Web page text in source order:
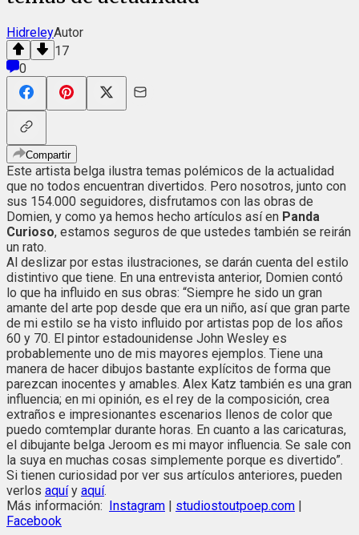
HidreleyAutor
17
0
Compartir
Este artista belga ilustra temas polémicos de la actualidad
que no todos encuentran divertidos. Pero nosotros, junto con
sus 154.000 seguidores, disfrutamos con las obras de
Domien, y como ya hemos hecho artículos así en Panda
Curioso, estamos seguros de que ustedes también se reirán
un rato.
Al deslizar por estas ilustraciones, se darán cuenta del estilo
distintivo que tiene. En una entrevista anterior, Domien contó
lo que ha influido en sus obras: “Siempre he sido un gran
amante del arte pop desde que era un niño, así que gran parte
de mi estilo se ha visto influido por artistas pop de los años
60 y 70. El pintor estadounidense John Wesley es
probablemente uno de mis mayores ejemplos. Tiene una
manera de hacer dibujos bastante explícitos de forma que
parezcan inocentes y amables. Alex Katz también es una gran
influencia; en mi opinión, es el rey de la composición, crea
extraños e impresionantes escenarios llenos de color que
puedo comtemplar durante horas. En cuanto a las caricaturas,
el dibujante belga Jeroom es mi mayor influencia. Se sale con
la suya en muchas cosas simplemente porque es divertido”.
Si tienen curiosidad por ver sus artículos anteriores, pueden
verlos aquíy aquí.
Más información: Instagram | studiostoutpoep.com |
Facebook